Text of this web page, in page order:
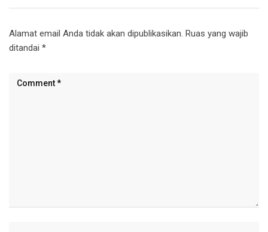
Alamat email Anda tidak akan dipublikasikan. Ruas yang wajib
ditandai *